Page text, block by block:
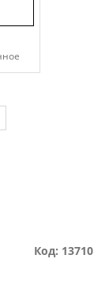
Код: 13710